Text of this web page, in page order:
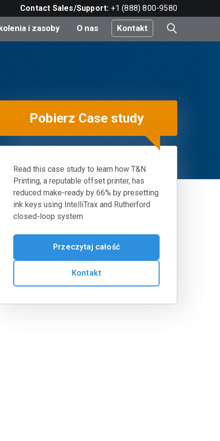
Contact Sales/Support: +1 (888) 800-9580
i zasoby O nas Kontakt
Udostępnij
Pobierz Case study
Read this case study to learn how T&N
Printing, a reputable offset printer, has
reduced make-ready by 66% by presetting
ink keys using IntelliTrax and Rutherford
closed-loop system
Przeczytaj całość
Kontakt